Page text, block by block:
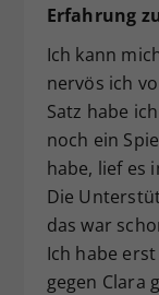
Erfahrung
Ich kann
nervös ich
Satz habe
noch ein
habe, lief es
Die
das war
Ich habe
gegen Clara